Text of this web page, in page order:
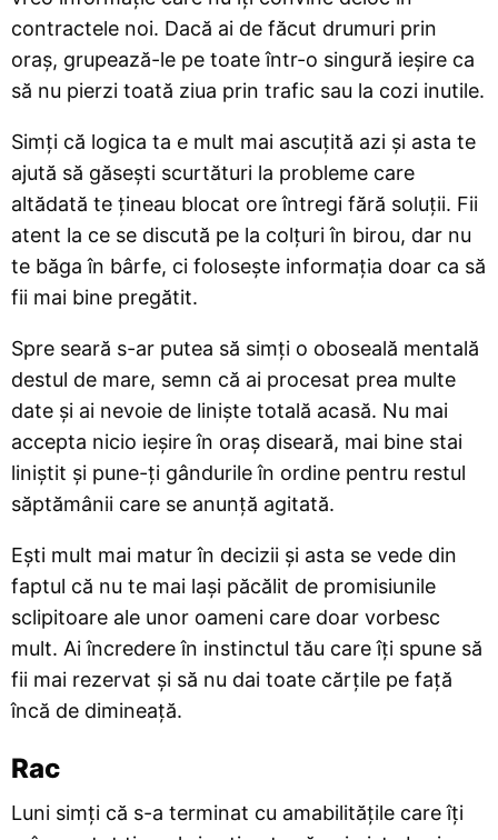
contractele noi. Dacă ai de făcut drumuri prin
oraș, grupează-le pe toate într-o singură ieșire ca
să nu pierzi toată ziua prin trafic sau la cozi inutile.
Simți că logica ta e mult mai ascuțită azi și asta te
ajută să găsești scurtături la probleme care
altădată te țineau blocat ore întregi fără soluții. Fii
atent la ce se discută pe la colțuri în birou, dar nu
te băga în bârfe, ci folosește informația doar ca să
fii mai bine pregătit.
Spre seară s-ar putea să simți o oboseală mentală
destul de mare, semn că ai procesat prea multe
date și ai nevoie de liniște totală acasă. Nu mai
accepta nicio ieșire în oraș diseară, mai bine stai
liniștit și pune-ți gândurile în ordine pentru restul
săptămânii care se anunță agitată.
Ești mult mai matur în decizii și asta se vede din
faptul că nu te mai lași păcălit de promisiunile
sclipitoare ale unor oameni care doar vorbesc
mult. Ai încredere în instinctul tău care îți spune să
fii mai rezervat și să nu dai toate cărțile pe față
încă de dimineață.
Rac
Luni simți că s-a terminat cu amabilitățile care îți